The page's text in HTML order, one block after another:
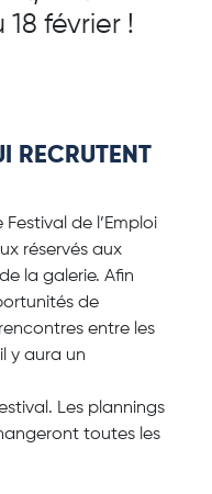
18 février !
RECRUTENT
de l’Emploi
réservés aux
la galerie. Afin
de
entre les
y aura un
Les plannings
toutes les